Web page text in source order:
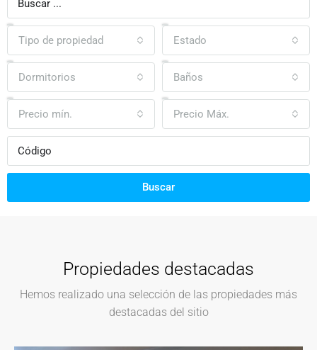
Tipo de propiedad Estado
Dormitorios Baños
Precio mín. Precio Máx.
Buscar
Propiedades destacadas
Hemos realizado una selección de las propiedades más
destacadas del sitio